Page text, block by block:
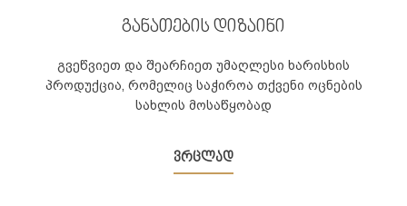
განათების დიზაინი
გვეწვიეთ და შეარჩიეთ უმაღლესი ხარისხის
პროდუქცია, რომელიც საჭიროა თქვენი ოცნების
სახლის მოსაწყობად
ვრცლად